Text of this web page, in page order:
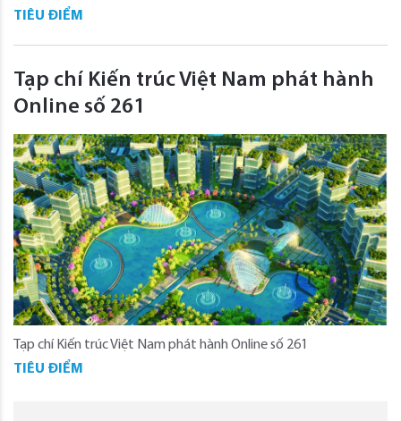
TIÊU ĐIỂM
Tạp chí Kiến trúc Việt Nam phát hành
Online số 261
Tạp chí Kiến trúc Việt Nam phát hành Online số 261
TIÊU ĐIỂM